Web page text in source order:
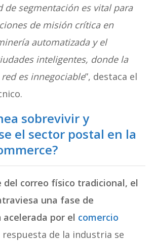
de segmentación es vital para
de misión crítica en
automatizada y el
inteligentes, donde la
es innegociable”, destaca el
sobrevivir y
el sector postal en la
del correo físico tradicional, el
una fase de
por el comercio
respuesta de la industria se